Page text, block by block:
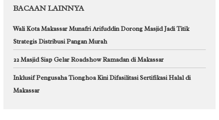
BACAAN LAINNYA
Wali Kota Makassar Munafri Arifuddin Dorong Masjid Jadi Titik
Strategis Distribusi Pangan Murah
22 Masjid Siap Gelar Roadshow Ramadan di Makassar
Inklusif Pengusaha Tionghoa Kini Difasilitasi Sertifikasi Halal di
Makassar